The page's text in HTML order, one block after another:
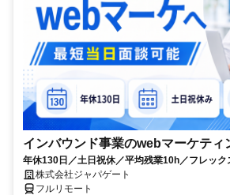
インバウンド事業のwebマーケティ
年休130日／土日祝休／平均残業10h／フレック
株式会社ジャパゲート
フルリモート